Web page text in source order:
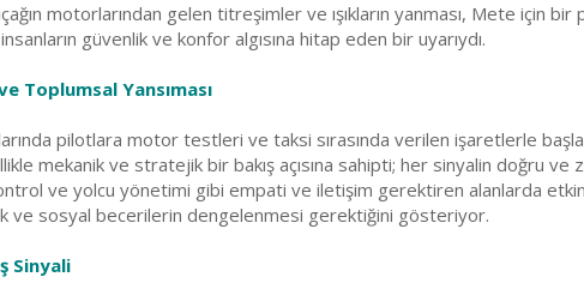
motorlarından gelen titreşimler ve ışıkların yanması, Mete için bir
güvenlik ve konfor algısına hitap eden bir uyarıydı.
Toplumsal Yansıması
pilotlara motor testleri ve taksi sırasında verilen işaretlerle
mekanik ve stratejik bir bakış açısına sahipti; her sinyalin doğru ve
ve yolcu yönetimi gibi empati ve iletişim gerektiren alanlarda
ve sosyal becerilerin dengelenmesi gerektiğini gösteriyor.
Sinyali